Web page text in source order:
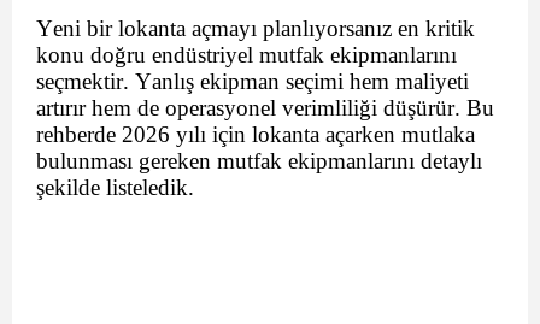
Yeni bir lokanta açmayı planlıyorsanız en kritik
konu doğru endüstriyel mutfak ekipmanlarını
seçmektir. Yanlış ekipman seçimi hem maliyeti
artırır hem de operasyonel verimliliği düşürür. Bu
rehberde 2026 yılı için lokanta açarken mutlaka
bulunması gereken mutfak ekipmanlarını detaylı
şekilde listeledik.